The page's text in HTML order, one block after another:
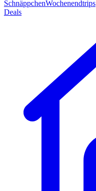
SchnäppchenWochenendtrips
Deals